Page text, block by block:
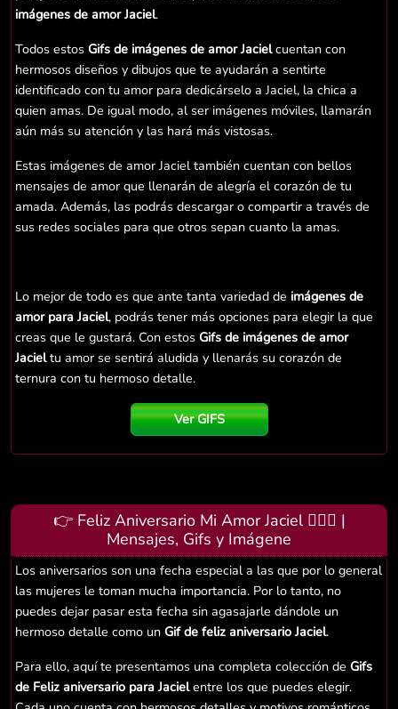
imágenes de amor Jaciel.
Todos estos Gifs de imágenes de amor Jacielcuentan con
hermosos diseños y dibujos que te ayudarán a sentirte
identificado con tu amor para dedicárselo a Jaciel, la chica a
quien amas. De igual modo, al ser imágenes móviles, llamarán
aún más su atención y las hará más vistosas.
Estas imágenes de amor Jaciel también cuentan con bellos
mensajes de amor que llenarán de alegría el corazón de tu
amada. Además, las podrás descargar o compartir a través de
sus redes sociales para que otros sepan cuanto la amas.
Lo mejor de todo es que ante tanta variedad de imágenes de
amor para Jaciel, podrás tener más opciones para elegir la que
creas que le gustará. Con estos Gifs de imágenes de amor
Jacieltu amor se sentirá aludida y llenarás su corazón de
ternura con tu hermoso detalle.
Ver GIFS
👉 Feliz Aniversario Mi Amor Jaciel 👨‍❤️‍👨 |
Mensajes, Gifs y Imágene
Los aniversarios son una fecha especial a las que por lo general
las mujeres le toman mucha importancia. Por lo tanto, no
puedes dejar pasar esta fecha sin agasajarle dándole un
hermoso detalle como un Gif de feliz aniversario Jaciel.
Para ello, aquí te presentamos una completa colección de Gifs
de Feliz aniversario para Jacielentre los que puedes elegir.